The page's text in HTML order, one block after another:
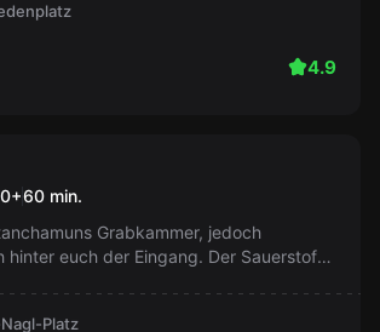
4.9
des Tutanchamuns
+60 min.
Grabkammer, jedoch
hinter euch der Eingang. Der Sauerstoff
Platz